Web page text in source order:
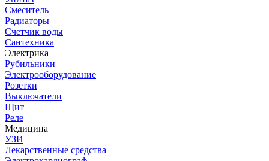
Смеситель
Радиаторы
Счетчик воды
Сантехника
Электрика
Рубильники
Электрооборудование
Розетки
Выключатели
Щит
Реле
Медицина
УЗИ
Лекарственные средства